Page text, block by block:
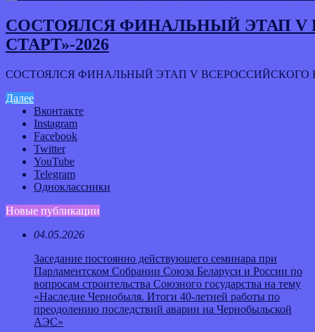
СОСТОЯЛСЯ ФИНАЛЬНЫЙ ЭТАП
СТАРТ»-2026
СОСТОЯЛСЯ ФИНАЛЬНЫЙ ЭТАП V
Далее
Вконтакте
Instagram
Facebook
Twitter
YouTube
Telegram
Одноклассники
Новые публикации
04.05.2026
Заседание постоянно действующего семинара при
Парламентском Собрании Союза Беларуси и России по
вопросам строительства Союзного государства на тему
«Наследие Чернобыля. Итоги 40-летней работы по
преодолению последствий аварии на Чернобыльской
АЭС»